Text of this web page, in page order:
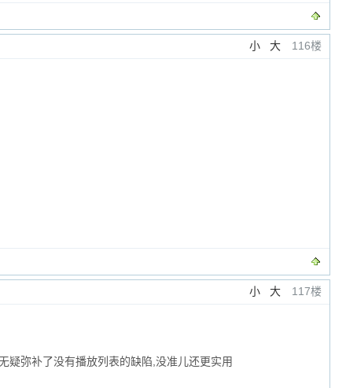
小 大 116楼
小 大 117楼
疑弥补了没有播放列表的缺陷,没准儿还更实用